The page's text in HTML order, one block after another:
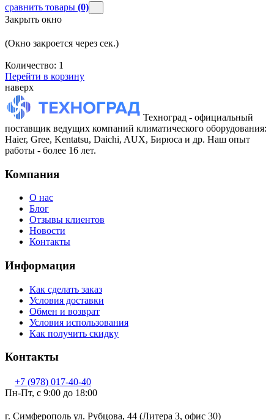
сравнить товары (0)
Закрыть окно
(Окно закроется через сек.)
Количество: 1
Перейти в корзину
наверх
Техноград - официальный
поставщик ведущих компаний климатического оборудования:
Haier, Gree, Kentatsu, Daichi, AUX, Бирюса и др. Наш опыт
работы - более 16 лет.
Компания
О нас
Блог
Отзывы клиентов
Новости
Контакты
Информация
Как сделать заказ
Условия доставки
Обмен и возврат
Условия использования
Как получить скидку
Контакты
+7 (978) 017-40-40
Пн-Пт, c 9:00 до 18:00
г. Симферополь ул. Рубцова, 44 (Литера З, офис 30)